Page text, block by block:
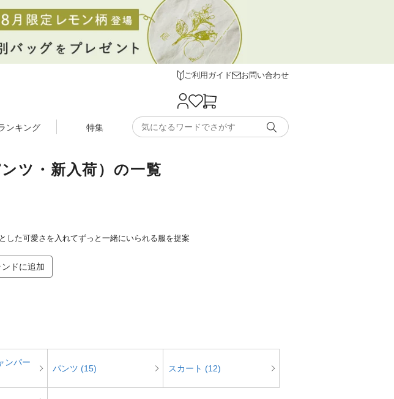
ご利用ガイド お問い合わせ
ンキング 特集
ツ・新入荷）の一覧
した可愛さを入れてずっと一緒にいられる服を提案
ドに追加
ンパー
パンツ (15) スカート (12)